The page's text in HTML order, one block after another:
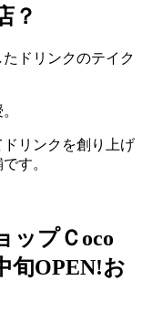
？
ドリンクのテイク
リンクを創り上げ
す。
ップＣoco
旬OPEN!お